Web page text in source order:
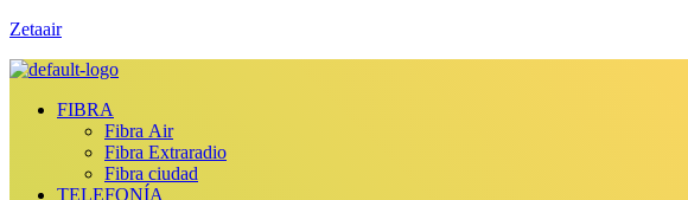
Zetaair
FIBRA
Fibra Air
Fibra Extraradio
Fibra ciudad
TELEFONÍA